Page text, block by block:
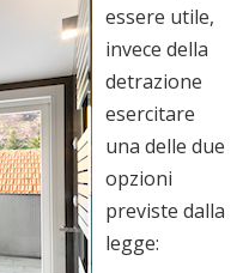
essere utile,
invece della
detrazione
esercitare
una delle due
opzioni
previste dalla
legge: